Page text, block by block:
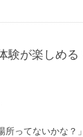
験が楽しめる
所ってないかな？